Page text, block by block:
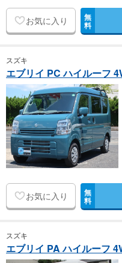
お気に入り 無
料
スズキ
エブリイ PC ハイルーフ
お気に入り 無
料
スズキ
エブリイ PA ハイルーフ